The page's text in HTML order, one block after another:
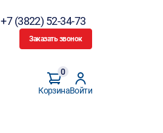
+7 (3822) 52-34-73
Заказать звонок
Корзина
0
Войти